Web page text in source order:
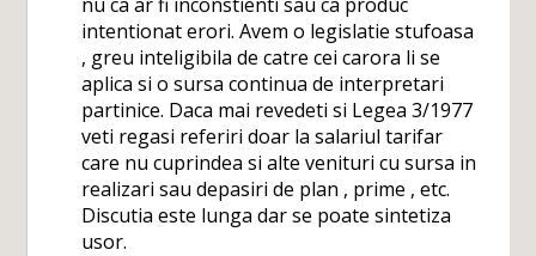
intentionat erori. Avem o legislatie stufoasa
, greu inteligibila de catre cei carora li se
aplica si o sursa continua de interpretari
partinice. Daca mai revedeti si Legea 3/1977
veti regasi referiri doar la salariul tarifar
care nu cuprindea si alte venituri cu sursa in
realizari sau depasiri de plan , prime , etc.
Discutia este lunga dar se poate sintetiza
usor.